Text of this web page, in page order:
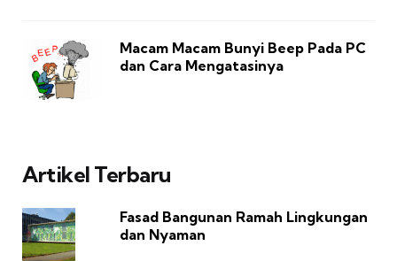
Macam Macam Bunyi Beep Pada PC
dan Cara Mengatasinya
Artikel Terbaru
Fasad Bangunan Ramah Lingkungan
dan Nyaman